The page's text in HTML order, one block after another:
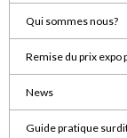
Qui sommes nous?
Remise du prix expo
News
Guide pratique